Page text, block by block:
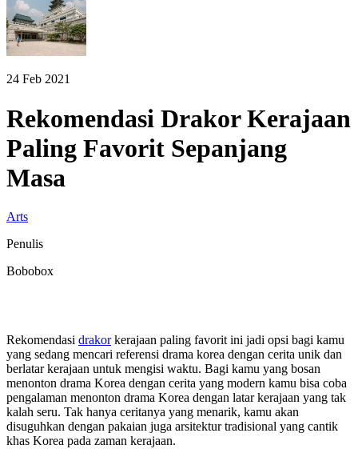
24 Feb 2021
Rekomendasi Drakor Kerajaan
Paling Favorit Sepanjang
Masa
Arts
Penulis
Bobobox
Rekomendasi drakorkerajaan paling favorit ini jadi opsi bagi kamu
yang sedang mencari referensi drama korea dengan cerita unik dan
berlatar kerajaan untuk mengisi waktu. Bagi kamu yang bosan
menonton drama Korea dengan cerita yang modern kamu bisa coba
pengalaman menonton drama Korea dengan latar kerajaan yang tak
kalah seru. Tak hanya ceritanya yang menarik, kamu akan
disuguhkan dengan pakaian juga arsitektur tradisional yang cantik
khas Korea pada zaman kerajaan.